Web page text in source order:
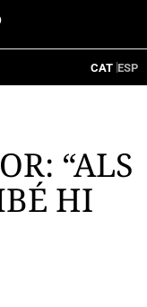
CAT ESP
“ALS
HI